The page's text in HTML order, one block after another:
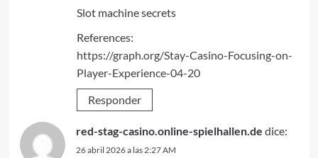
Slot machine secrets
References:
https://graph.org/Stay-Casino-Focusing-on-
Player-Experience-04-20
Responder
red-stag-casino.online-spielhallen.de dice:
26 abril 2026 a las 2:27 AM